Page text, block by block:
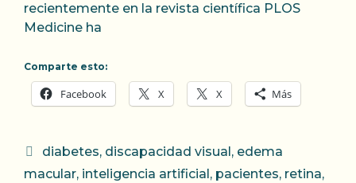
recientemente en la revista científica PLOS
Medicine ha
Comparte esto:
Facebook X X Más
Categorías
diabetes, discapacidad visual , edema
macular, inteligencia artificial , pacientes, retina,